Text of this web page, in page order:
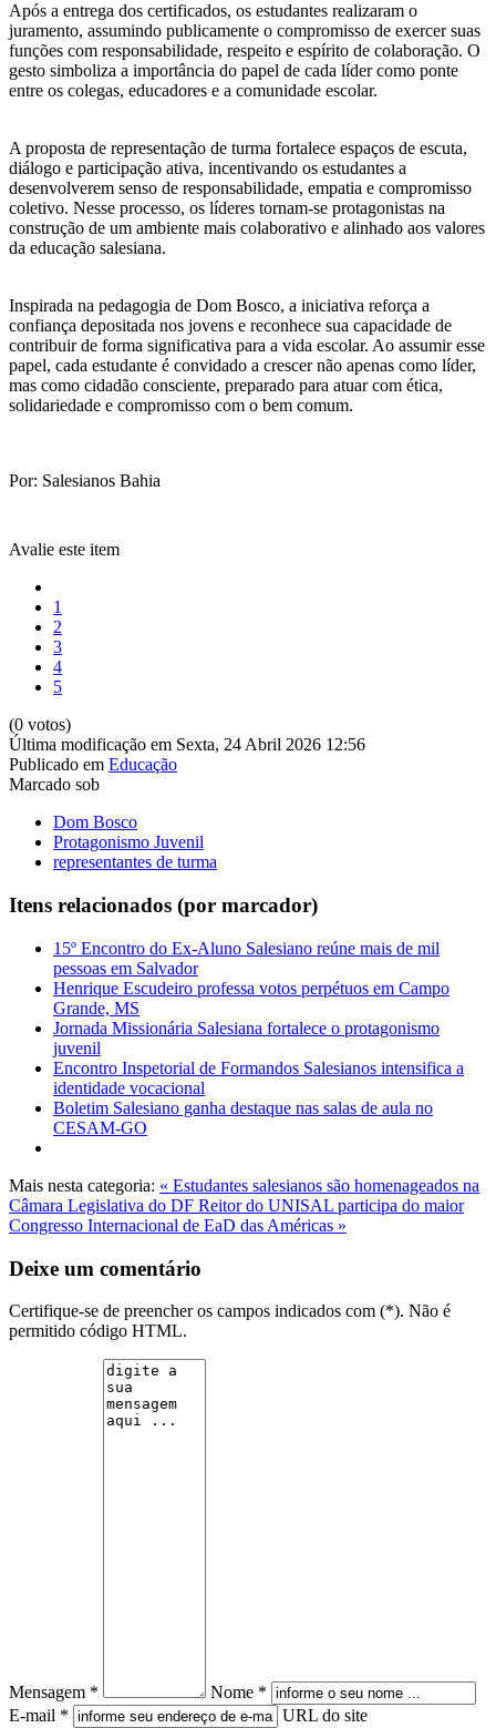
Após a entrega dos certificados, os estudantes realizaram o
juramento, assumindo publicamente o compromisso de exercer suas
funções com responsabilidade, respeito e espírito de colaboração. O
gesto simboliza a importância do papel de cada líder como ponte
entre os colegas, educadores e a comunidade escolar.
A proposta de representação de turma fortalece espaços de escuta,
diálogo e participação ativa, incentivando os estudantes a
desenvolverem senso de responsabilidade, empatia e compromisso
coletivo. Nesse processo, os líderes tornam-se protagonistas na
construção de um ambiente mais colaborativo e alinhado aos valores
da educação salesiana.
Inspirada na pedagogia de Dom Bosco, a iniciativa reforça a
confiança depositada nos jovens e reconhece sua capacidade de
contribuir de forma significativa para a vida escolar. Ao assumir esse
papel, cada estudante é convidado a crescer não apenas como líder,
mas como cidadão consciente, preparado para atuar com ética,
solidariedade e compromisso com o bem comum.
Por: Salesianos Bahia
Avalie este item
1
2
3
4
5
(0 votos)
Última modificação em Sexta, 24 Abril 2026 12:56
Publicado em Educação
Marcado sob
Dom Bosco
Protagonismo Juvenil
representantes de turma
Itens relacionados (por marcador)
15º Encontro do Ex-Aluno Salesiano reúne mais de mil
pessoas em Salvador
Henrique Escudeiro professa votos perpétuos em Campo
Grande, MS
Jornada Missionária Salesiana fortalece o protagonismo
juvenil
Encontro Inspetorial de Formandos Salesianos intensifica a
identidade vocacional
Boletim Salesiano ganha destaque nas salas de aula no
CESAM-GO
Mais nesta categoria: « Estudantes salesianos são homenageados na
Câmara Legislativa do DF Reitor do UNISAL participa do maior
Congresso Internacional de EaD das Américas »
Deixe um comentário
Certifique-se de preencher os campos indicados com (*). Não é
permitido código HTML.
Mensagem *
Nome *
E-mail *
URL do site